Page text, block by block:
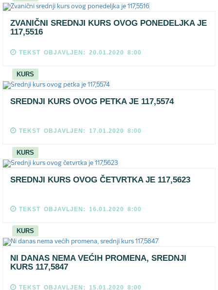
ZVANIČNI SREDNJI KURS OVOG PONEDELJKA JE
117,5516
TEKST OBJAVLJEN: 20.01.2020 8:00
KURS
SREDNJI KURS OVOG PETKA JE 117,5574
TEKST OBJAVLJEN: 17.01.2020 8:00
KURS
SREDNJI KURS OVOG ČETVRTKA JE 117,5623
TEKST OBJAVLJEN: 16.01.2020 8:00
KURS
NI DANAS NEMA VEĆIH PROMENA, SREDNJI
KURS 117,5847
TEKST OBJAVLJEN: 15.01.2020 8:00